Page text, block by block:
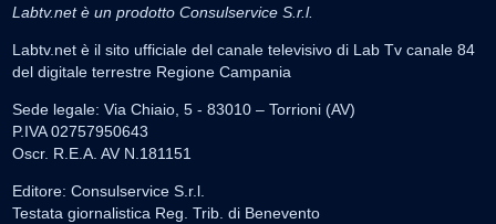
Labtv.net è un prodotto Consulservice S.r.l.
Labtv.net è il sito ufficiale del canale televisivo di Lab Tv canale 84
del digitale terrestre Regione Campania
Sede legale: Via Chiaio, 5 - 83010 – Torrioni (AV)
P.IVA 02757950643
Oscr. R.E.A. AV N.181151
Editore: Consulservice S.r.l.
Testata giornalistica Reg. Trib. di Benevento